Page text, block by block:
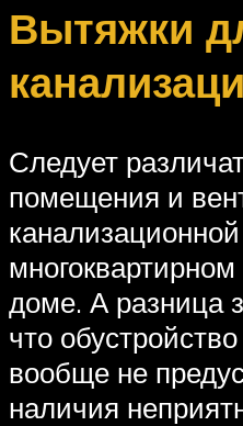
Вытяжки
Следует
помещения и
доме. А разница
что
вообще не
наличия